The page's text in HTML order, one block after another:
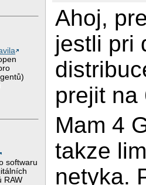
softwaru
RAW
Ahoj,
jestli pri
prejit na
Mam 4
takze
netyka.